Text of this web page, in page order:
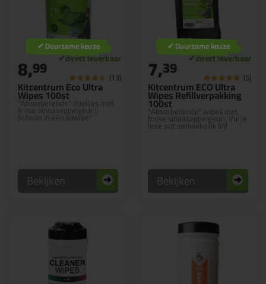
Kitcentrum Eco Ultra
Wipes 100st
*Absorberende* doekjes met
frisse sinaasappelgeur |
Schoon in één (s)wipe!
✔ Duurzame keuze
8,99 (13)
Bekijken
Kitcentrum ECO Ultra
Wipes Refillverpakking
100st
*Absorberende* wipes met
frisse sinaasappelgeur | Vul je
lege pot gemakkelijk bij!
✔ Duurzame keuze
7,39 (5)
Bekijken